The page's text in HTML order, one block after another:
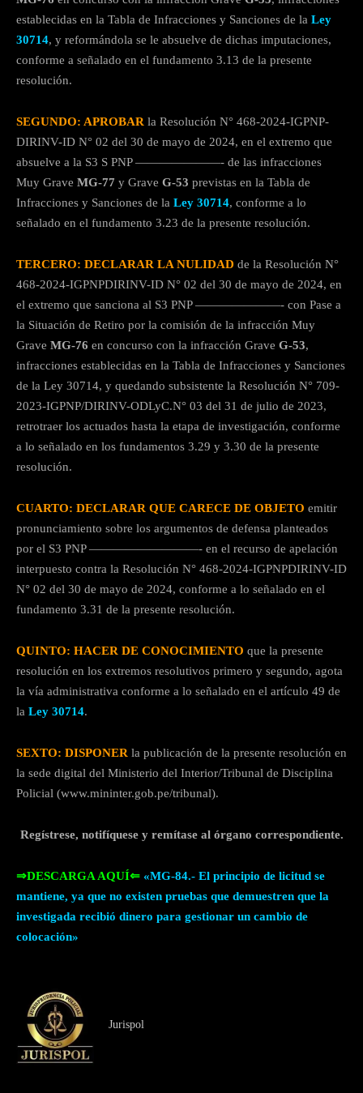
establecidas en la Tabla de Infracciones y Sanciones de la Ley
30714, y reformándola se le absuelve de dichas imputaciones,
conforme a señalado en el fundamento 3.13 de la presente
resolución.
SEGUNDO: APROBAR la Resolución N° 468-2024-IGPNP-
DIRINV-ID N° 02 del 30 de mayo de 2024, en el extremo que
absuelve a la S3 S PNP ———————- de las infracciones
Muy Grave MG-77 y Grave G-53 previstas en la Tabla de
Infracciones y Sanciones de la Ley 30714, conforme a lo
señalado en el fundamento 3.23 de la presente resolución.
TERCERO: DECLARAR LA NULIDAD de la Resolución N°
468-2024-IGPNPDIRINV-ID N° 02 del 30 de mayo de 2024, en
el extremo que sanciona al S3 PNP ———————- con Pase a
la Situación de Retiro por la comisión de la infracción Muy
Grave MG-76 en concurso con la infracción Grave G-53,
infracciones establecidas en la Tabla de Infracciones y Sanciones
de la Ley 30714, y quedando subsistente la Resolución N° 709-
2023-IGPNP/DIRINV-ODLyC.N° 03 del 31 de julio de 2023,
retrotraer los actuados hasta la etapa de investigación, conforme
a lo señalado en los fundamentos 3.29 y 3.30 de la presente
resolución.
CUARTO: DECLARAR QUE CARECE DE OBJETO emitir
pronunciamiento sobre los argumentos de defensa planteados
por el S3 PNP —————————- en el recurso de apelación
interpuesto contra la Resolución N° 468-2024-IGPNPDIRINV-ID
N° 02 del 30 de mayo de 2024, conforme a lo señalado en el
fundamento 3.31 de la presente resolución.
QUINTO: HACER DE CONOCIMIENTO que la presente
resolución en los extremos resolutivos primero y segundo, agota
la vía administrativa conforme a lo señalado en el artículo 49 de
la Ley 30714.
SEXTO: DISPONER la publicación de la presente resolución en
la sede digital del Ministerio del Interior/Tribunal de Disciplina
Policial (www.mininter.gob.pe/tribunal).
Regístrese, notifíquese y remítase al órgano correspondiente.
⇒DESCARGA AQUÍ⇐ «MG-84.- El principio de licitud se
mantiene, ya que no existen pruebas que demuestren que la
investigada recibió dinero para gestionar un cambio de
colocación»
Jurispol